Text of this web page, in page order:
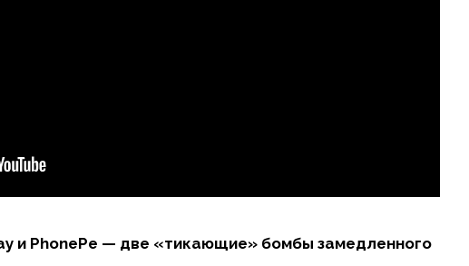
и PhonePe — две «тикающие» бомбы замедленного